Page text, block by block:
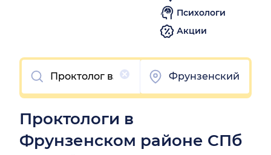
Психологи
Акции
Очистить
Фрунзенский
Проктологи в
Фрунзенском районе СПб